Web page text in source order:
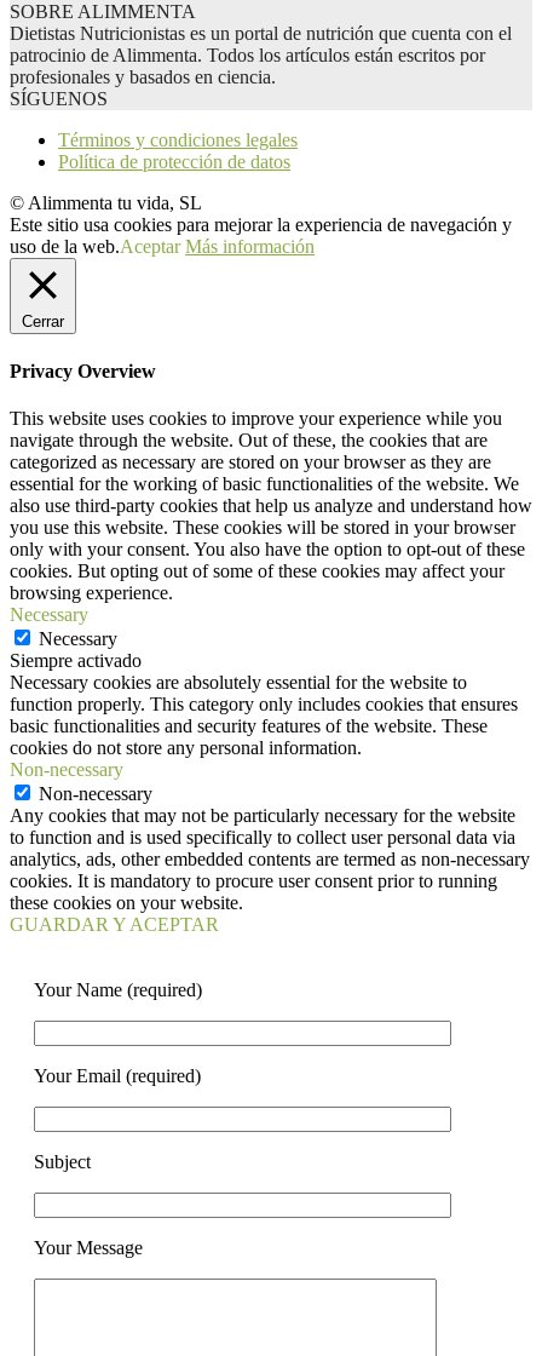
SOBRE ALIMMENTA
Dietistas Nutricionistas es un portal de nutrición que cuenta con el
patrocinio de Alimmenta. Todos los artículos están escritos por
profesionales y basados en ciencia.
SÍGUENOS
Términos y condiciones legales
Política de protección de datos
© Alimmenta tu vida, SL
Este sitio usa cookies para mejorar la experiencia de navegación y
uso de la web.Aceptar Más información
Cerrar
Privacy Overview
This website uses cookies to improve your experience while you
navigate through the website. Out of these, the cookies that are
categorized as necessary are stored on your browser as they are
essential for the working of basic functionalities of the website. We
also use third-party cookies that help us analyze and understand how
you use this website. These cookies will be stored in your browser
only with your consent. You also have the option to opt-out of these
cookies. But opting out of some of these cookies may affect your
browsing experience.
Necessary
Necessary
Siempre activado
Necessary cookies are absolutely essential for the website to
function properly. This category only includes cookies that ensures
basic functionalities and security features of the website. These
cookies do not store any personal information.
Non-necessary
Non-necessary
Any cookies that may not be particularly necessary for the website
to function and is used specifically to collect user personal data via
analytics, ads, other embedded contents are termed as non-necessary
cookies. It is mandatory to procure user consent prior to running
these cookies on your website.
GUARDAR Y ACEPTAR
Your Name (required)
Your Email (required)
Subject
Your Message